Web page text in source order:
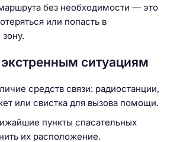
без необходимости — это
или попасть в
ситуациям
средств связи: радиостанции,
или свистка для вызова помощи.
пункты спасательных
их расположение.